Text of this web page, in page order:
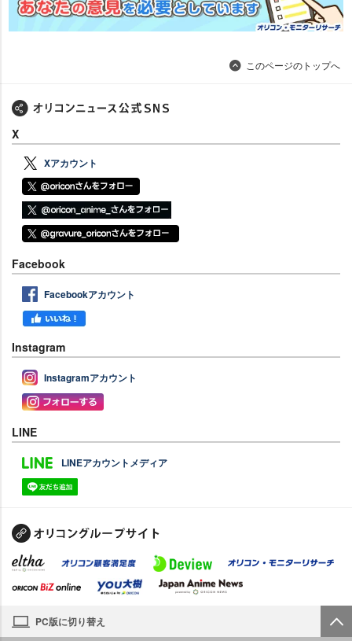
このページのトップへ
X
Xアカウント
Facebook
Facebookアカウント
Instagram
Instagramアカウント
LINE
LINEアカウントメディア
PC版に切り替え